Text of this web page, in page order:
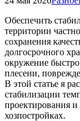
Обеспечить
территории
сохранения
долгосрочного
окружение
плесени,
В этой статье я
стабилизации
проектирования
хозпостройках.